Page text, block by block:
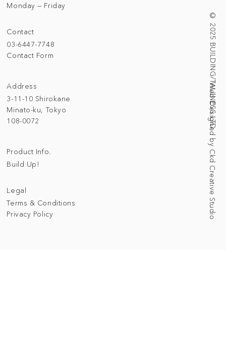
Address
3-11-10 Shirokane
Minato-ku, Tokyo
108-0072
© 2025 BUILDING/TALLNESS LTD.
Web Designed by Ckd Creative Studio
Contact
03-6447-7748
Contact Form
Monday — Friday
Legal
Terms & Conditions
Privacy Policy
Product Info.
Build Up!